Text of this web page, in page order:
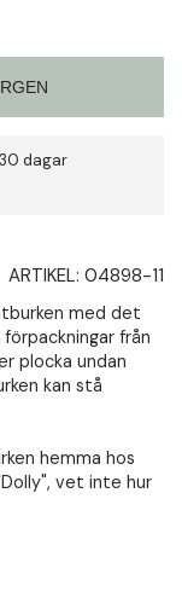
dagar
ARTIKEL: 04898-11
med det
från
plocka undan
kan stå
hemma hos
vet inte hur